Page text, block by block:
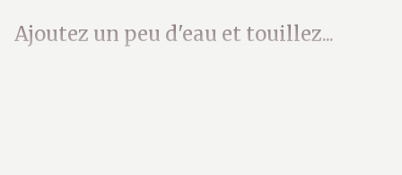
Ajoutez un peu d'eau et touillez...